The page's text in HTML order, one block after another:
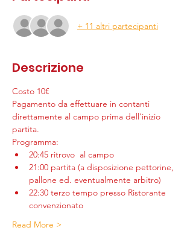
+ 11 altri partecipanti
Descrizione
Costo 10€
Pagamento da effettuare in contanti
direttamente al campo prima dell'inizio
partita.
Programma:
20:45 ritrovo  al campo
21:00 partita (a disposizione pettorine,
pallone ed. eventualmente arbitro)
22:30 terzo tempo presso Ristorante
convenzionato
Read More >